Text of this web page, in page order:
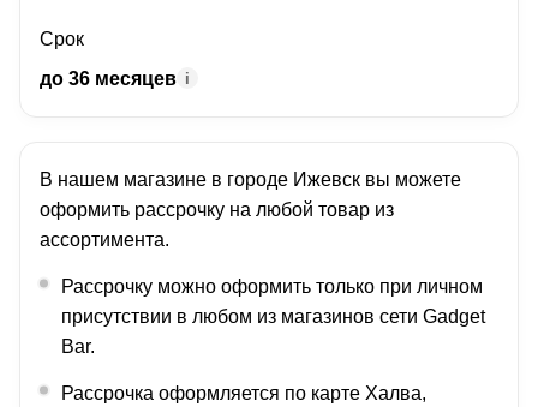
Срок
до 36 месяцев i
В нашем магазине в городе Ижевск вы можете
оформить рассрочку на любой товар из
ассортимента.
Рассрочку можно оформить только при личном
присутствии в любом из магазинов сети Gadget
Bar.
Рассрочка оформляется по карте Халва,